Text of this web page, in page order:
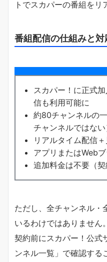
トでスカパーの番組をリ
番組配信の仕組みと
スカパー！に正式
信も利用可能に
約80チャンネルの
チャンネルではない
リアルタイム配信
アプリまたはWeb
追加料金は不要（契
ただし、全チャンネル・
いるわけではありません。
契約前にスカパー！公式
ンネル一覧」で確認する